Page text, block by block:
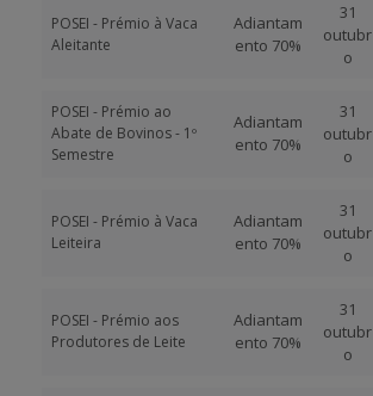
POSEI - Prémio à Vaca
Aleitante
Adiantam
ento 70%
31
outubr
o
POSEI - Prémio ao
Abate de Bovinos - 1º
Semestre
Adiantam
ento 70%
31
outubr
o
POSEI - Prémio à Vaca
Leiteira
Adiantam
ento 70%
31
outubr
o
POSEI - Prémio aos
Produtores de Leite
Adiantam
ento 70%
31
outubr
o